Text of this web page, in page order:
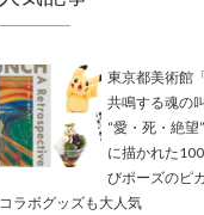
東京都美術館
共鳴する魂の
“愛・死・絶望
に描かれた
びポーズのピ
コラボグッズも大人気